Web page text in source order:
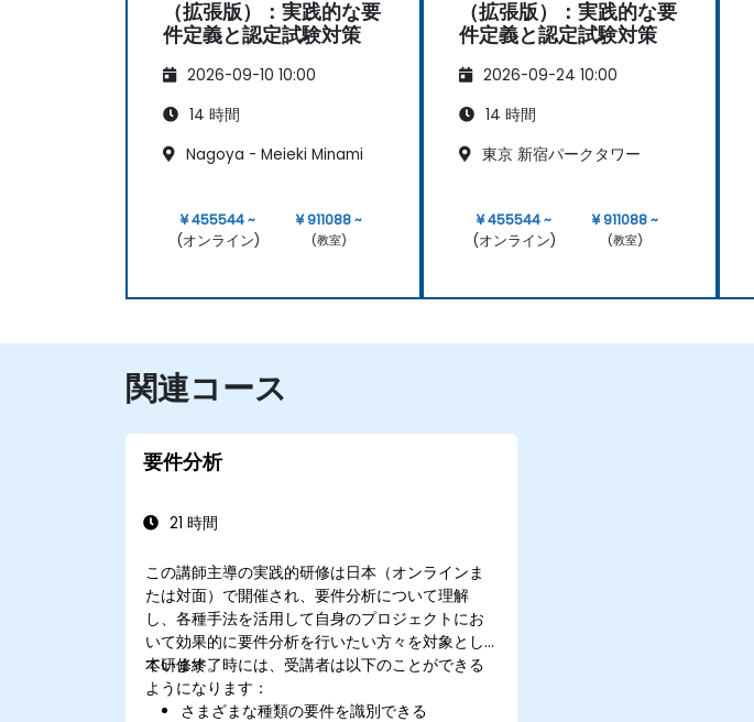
（拡張版）：実践的な要
件定義と認定試験対策
2026-09-10 10:00
14 時間
Nagoya - Meieki Minami
¥ 455544 ~
(オンライン)
¥ 911088 ~
(教室)
（拡張版）：実践的な要
件定義と認定試験対策
2026-09-24 10:00
14 時間
東京 新宿パークタワー
¥ 455544 ~
(オンライン)
¥ 911088 ~
(教室)
関連コース
要件分析
21 時間
この講師主導の実践的研修は日本（オンラインま
たは対面）で開催され、要件分析について理解
し、各種手法を活用して自身のプロジェクトにお
いて効果的に要件分析を行いたい方々を対象とし
ています。
本研修終了時には、受講者は以下のことができる
ようになります：
さまざまな種類の要件を識別できる